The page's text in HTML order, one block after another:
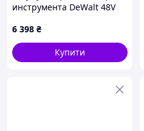
инструмента DeWalt 48V
Наборы инструментов
DeWalt JGGW_6398
6 398 ₴
Купити